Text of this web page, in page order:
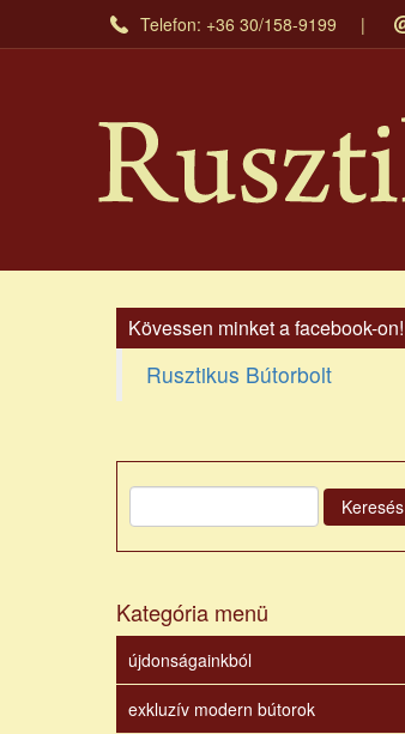
tartalomra
Telefon: +36 30/158-9199
Kövessen minket a facebook-on!
Rusztikus Bútorbolt
Keresés
Kategória menü
újdonságainkból
exkluzív modern bútorok